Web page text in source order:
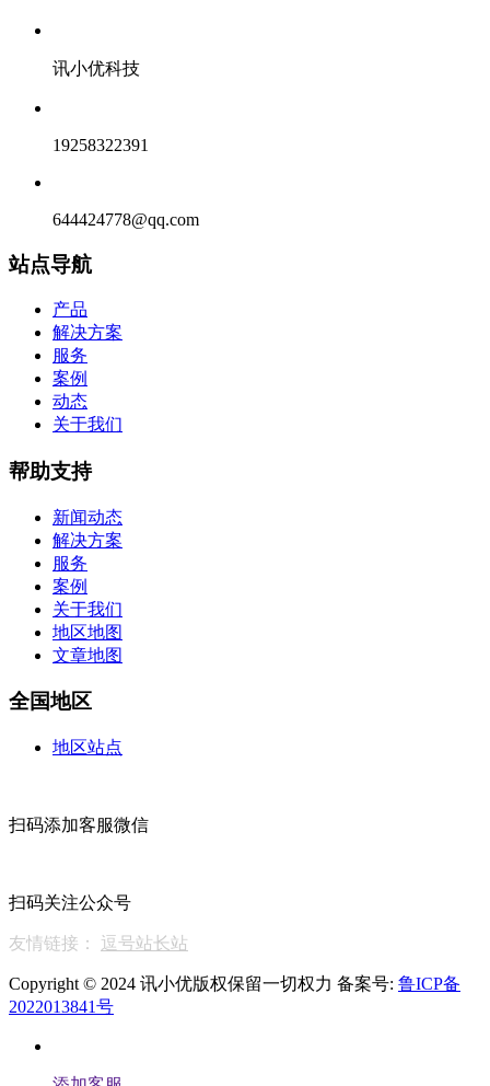
讯小优科技
19258322391
644424778@qq.com
站点导航
产品
解决方案
服务
案例
动态
关于我们
帮助支持
新闻动态
解决方案
服务
案例
关于我们
地区地图
文章地图
全国地区
地区站点
扫码添加客服微信
扫码关注公众号
友情链接： 逗号站长站
Copyright © 2024 讯小优版权保留一切权力 备案号: 鲁ICP备
2022013841号